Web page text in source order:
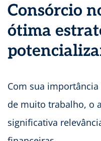
Consórcio
ótima
Com sua
de muito trabalho, o
significativa